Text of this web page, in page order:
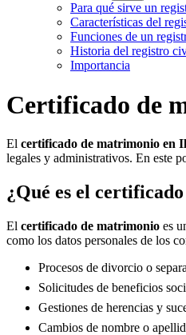
Para qué sirve un
Características del
Funciones de un
Historia del registro
Importancia
Certificado de
El certificado de matrimonio en
legales y administrativos. En este
¿Qué es el
El certificado de matrimonio es
como los datos personales de los
Procesos de divorcio o
Solicitudes de beneficios
Gestiones de herencias y
Cambios de nombre o